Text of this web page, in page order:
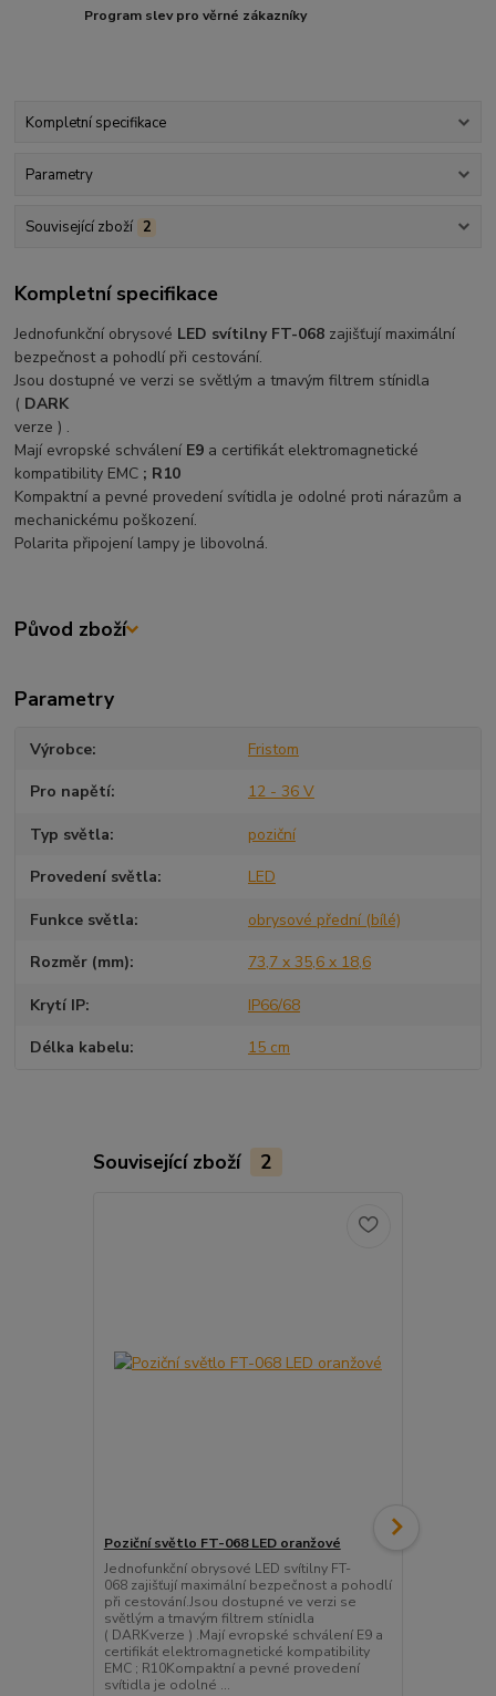
Program slev pro věrné zákazníky
Kompletní specifikace
Parametry
Související zboží 2
Kompletní specifikace
Jednofunkční obrysové LED svítilny FT-068 zajišťují maximální
bezpečnost a pohodlí při cestování.
Jsou dostupné ve verzi se světlým a tmavým filtrem stínidla
( DARK
verze ) .
Mají evropské schválení E9 a certifikát elektromagnetické
kompatibility EMC ; R10
Kompaktní a pevné provedení svítidla je odolné proti nárazům a
mechanickému poškození.
Polarita připojení lampy je libovolná.
Původ zboží
Parametry
Výrobce Fristom
Pro napětí 12 - 36 V
Typ světla poziční
Provedení světla LED
Funkce světla obrysové přední (bílé)
Rozměr (mm) 73,7 x 35,6 x 18,6
Krytí IP IP66/68
Délka kabelu 15 cm
Související zboží 2
Poziční světlo FT-068 LED oranžové
Jednofunkční obrysové LED svítilny FT-
068 zajišťují maximální bezpečnost a pohodlí
při cestování.Jsou dostupné ve verzi se
světlým a tmavým filtrem stínidla
( DARKverze ) .Mají evropské schválení E9 a
certifikát elektromagnetické kompatibility
EMC ; R10Kompaktní a pevné provedení
svítidla je odolné ...